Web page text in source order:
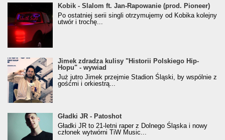
Kobik - Slalom ft. Jan-Rapowanie (prod. Pioneer)
[Official Music Visualiser]
Kobik - Slalom ft. Jan-Rapowanie (prod. Pioneer)
Po ostatniej serii singli otrzymujemy od Kobika kolejny
utwór i trochę...
Jimek zdradza kulisy "Historii Polskiego Hip-
Hopu" - wywiad
Jimek zdradza kulisy "Historii Polskiego Hip-
Hopu" - wywiad
Już jutro Jimek przejmie Stadion Śląski, by wspólnie z
gośćmi i orkiestrą...
Gładki JR - Patoshot
Gładki JR - Patoshot
Gładki JR to 21-letni raper z Dolnego Śląska i nowy
członek wytwórni TiW Music...